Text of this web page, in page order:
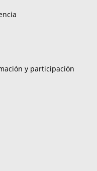
y participación